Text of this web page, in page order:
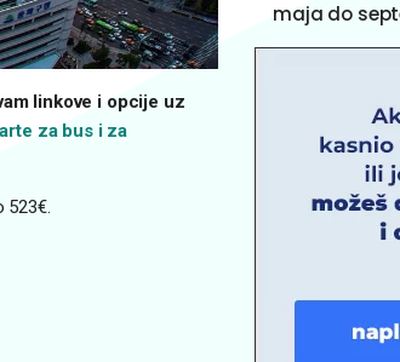
linkove i opcije uz
za bus i za
523€.
maja do